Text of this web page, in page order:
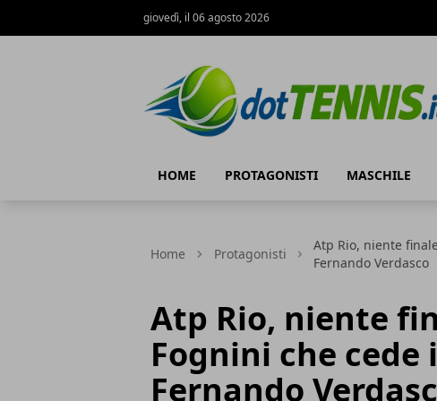
giovedì, il 06 agosto 2026
HOME PROTAGONISTI MASCHILE
Home Protagonisti
Atp Rio, niente
Fernando Verdasco
Atp Rio, niente
Fognini che
Fernando